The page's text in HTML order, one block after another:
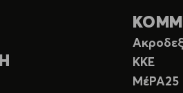
ΚΚΕ
ΜέΡΑ25